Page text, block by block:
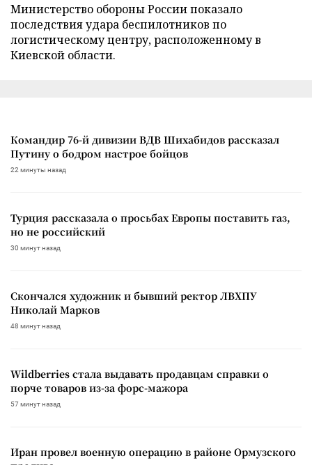
Министерство обороны России показало
последствия удара беспилотников по
логистическому центру, расположенному в
Киевской области.
Командир 76-й дивизии ВДВ Шихабидов рассказал
Путину о бодром настрое бойцов
22 минуты назад
Турция рассказала о просьбах Европы поставить газ,
но не российский
30 минут назад
Скончался художник и бывший ректор ЛВХПУ
Николай Марков
48 минут назад
Wildberries стала выдавать продавцам справки о
порче товаров из-за форс-мажора
57 минут назад
Иран провел военную операцию в районе Ормузского